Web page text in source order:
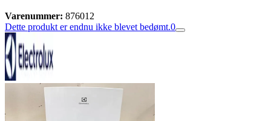
Varenummer: 876012
Dette produkt er endnu ikke blevet bedømt.0